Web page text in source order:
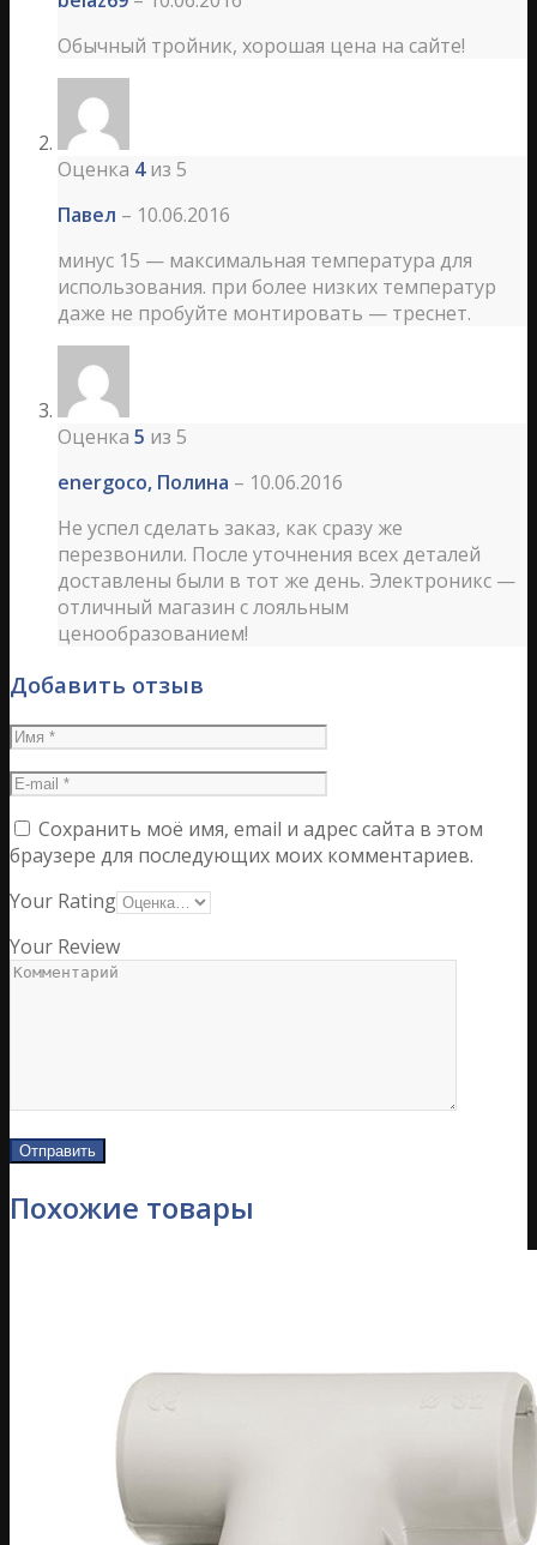
Обычный тройник, хорошая цена на сайте!
Оценка 4из 5
Павел – 10.06.2016
минус 15 — максимальная температура для
использования. при более низких температур
даже не пробуйте монтировать — треснет.
Оценка 5 из 5
energoco, Полина – 10.06.2016
Не успел сделать заказ, как сразу же
перезвонили. После уточнения всех деталей
доставлены были в тот же день. Электроникс —
отличный магазин с лояльным
ценообразованием!
Добавить отзыв
Сохранить моё имя, email и адрес сайта в этом
браузере для последующих моих комментариев.
Your Rating
Your Review
Похожие товары